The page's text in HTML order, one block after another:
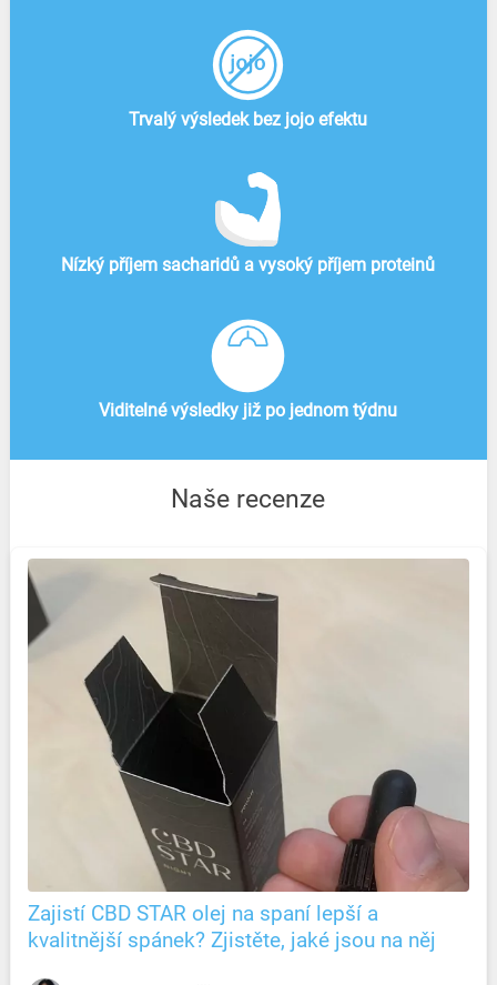
Trvalý výsledek bez jojo efektu
Nízký příjem sacharidů a vysoký příjem proteinů
Viditelné výsledky již po jednom týdnu
Naše recenze
Zajistí CBD STAR olej na spaní lepší a
kvalitnější spánek? Zjistěte, jaké jsou na něj